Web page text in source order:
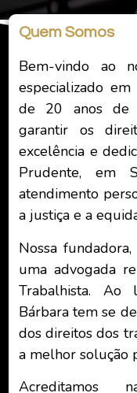
Quem Somos
Bem-vindo ao
especializado
de 20 anos de
garantir os
excelência e
Prudente, em
atendimento
a justiça e a
Nossa
uma advogada
Trabalhista. Ao
Bárbara tem se
dos direitos dos
a melhor solução